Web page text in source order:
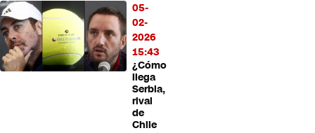
05-
02-
2026
15:43
¿Cómo
llega
Serbia,
rival
de
Chile